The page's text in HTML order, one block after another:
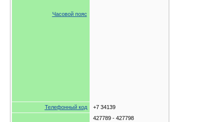
Часовой пояс
Телефонный код +7 34139
427789 - 427798